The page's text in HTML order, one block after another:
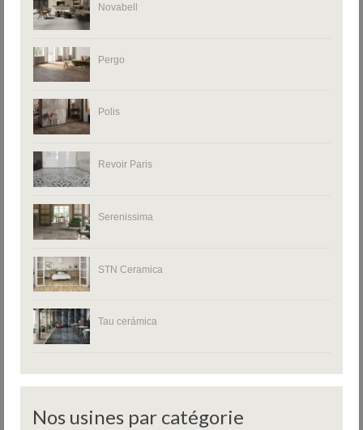
Novabell
Pergo
Polis
Revoir Paris
Serenissima
STN Ceramica
Tau cerámica
Nos usines par catégorie